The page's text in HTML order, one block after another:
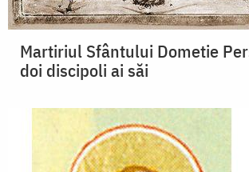
Martiriul Sfântului Dometie
doi discipoli ai săi